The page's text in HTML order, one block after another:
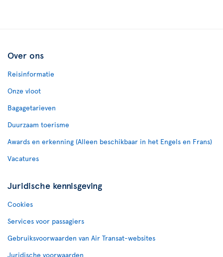
Over ons
Reisinformatie
Onze vloot
Bagagetarieven
Duurzaam toerisme
Awards en erkenning (Alleen beschikbaar in het Engels en Frans)
Vacatures
Juridische kennisgeving
Cookies
Services voor passagiers
Gebruiksvoorwaarden van Air Transat-websites
Juridische voorwaarden